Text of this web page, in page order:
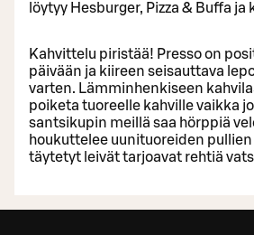
löytyy Hesburger, Pizza & Buffa ja
Kahvittelu piristää! Presso on
päivään ja kiireen seisauttava
varten. Lämminhenkiseen
poiketa tuoreelle kahville vaikka
santsikupin meillä saa hörppiä
houkuttelee uunituoreiden
täytetyt leivät tarjoavat rehtiä